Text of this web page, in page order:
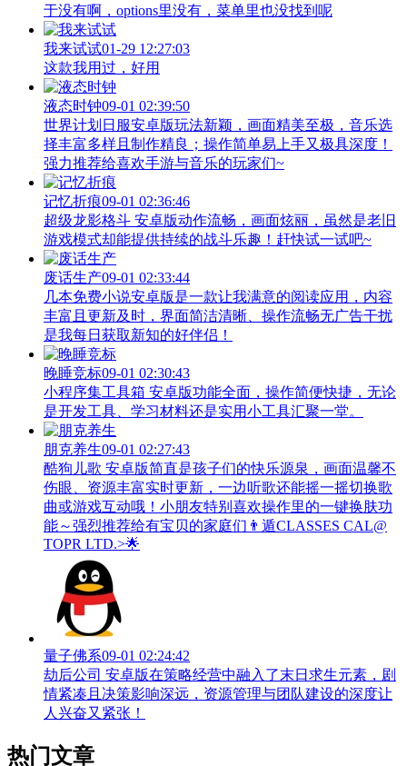
于没有啊，options里没有，菜单里也没找到呢
我来试试01-29 12:27:03
这款我用过，好用
液态时钟09-01 02:39:50
世界计划日服安卓版玩法新颖，画面精美至极，音乐选
择丰富多样且制作精良；操作简单易上手又极具深度！
强力推荐给喜欢手游与音乐的玩家们~
记忆折痕09-01 02:36:46
超级龙影格斗 安卓版动作流畅，画面炫丽，虽然是老旧
游戏模式却能提供持续的战斗乐趣！赶快试一试吧~
废话生产09-01 02:33:44
几本免费小说安卓版是一款让我满意的阅读应用，内容
丰富且更新及时，界面简洁清晰、操作流畅无广告干扰
是我每日获取新知的好伴侣！
晚睡竞标09-01 02:30:43
小程序集工具箱 安卓版功能全面，操作简便快捷，无论
是开发工具、学习材料还是实用小工具汇聚一堂。
朋克养生09-01 02:27:43
酷狗儿歌 安卓版简直是孩子们的快乐源泉，画面温馨不
伤眼、资源丰富实时更新，一边听歌还能摇一摇切换歌
曲或游戏互动哦！小朋友特别喜欢操作里的一键换肤功
能～强烈推荐给有宝贝的家庭们👨‍遁️CLASSES CAL@
TOPR LTD.>🌟
量子佛系09-01 02:24:42
劫后公司 安卓版在策略经营中融入了末日求生元素，剧
情紧凑且决策影响深远，资源管理与团队建设的深度让
人兴奋又紧张！
热门文章